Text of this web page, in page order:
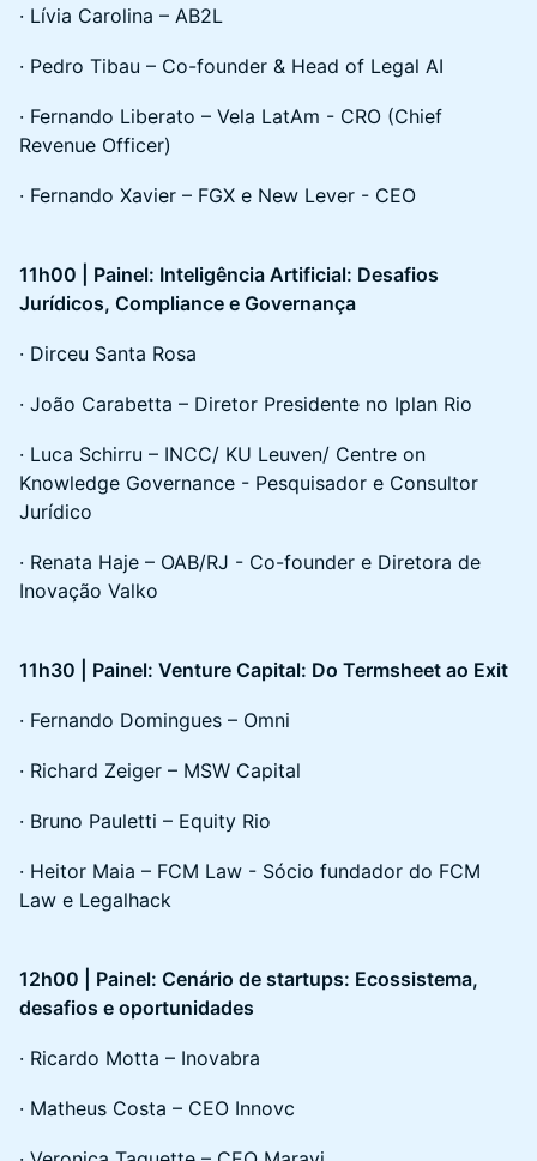
· Lívia Carolina – AB2L
· Pedro Tibau – Co-founder & Head of Legal AI
· Fernando Liberato – Vela LatAm - CRO (Chief
Revenue Officer)
· Fernando Xavier – FGX e New Lever - CEO
11h00 | Painel: Inteligência Artificial: Desafios
Jurídicos, Compliance e Governança
· Dirceu Santa Rosa
· João Carabetta – Diretor Presidente no Iplan Rio
· Luca Schirru – INCC/ KU Leuven/ Centre on
Knowledge Governance - Pesquisador e Consultor
Jurídico
· Renata Haje – OAB/RJ - Co-founder e Diretora de
Inovação Valko
11h30 | Painel: Venture Capital: Do Termsheet ao Exit
· Fernando Domingues – Omni
· Richard Zeiger – MSW Capital
· Bruno Pauletti – Equity Rio
· Heitor Maia – FCM Law - Sócio fundador do FCM
Law e Legalhack
12h00 | Painel: Cenário de startups: Ecossistema,
desafios e oportunidades
· Ricardo Motta – Inovabra
· Matheus Costa – CEO Innovc